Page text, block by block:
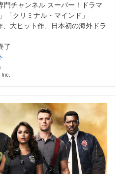
門チャンネル スーパー！ドラマ
「クリミナル・マインド」
、大ヒット作、日本初の海外ドラ
了